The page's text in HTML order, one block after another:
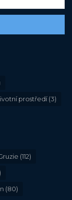
prostředí(3)
(112)
(80)